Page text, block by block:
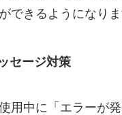
できるようになりま
セージ対策
用中に「エラーが